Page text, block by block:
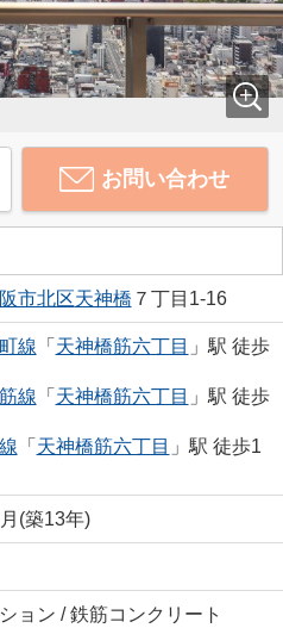
お問い合わせ
市北区天神橋 ７丁目1-16
線 「 天神橋筋六丁目 」駅 徒歩
線 「 天神橋筋六丁目 」駅 徒歩
「 天神橋筋六丁目 」駅 徒歩1
(築13年)
ョン / 鉄筋コンクリート